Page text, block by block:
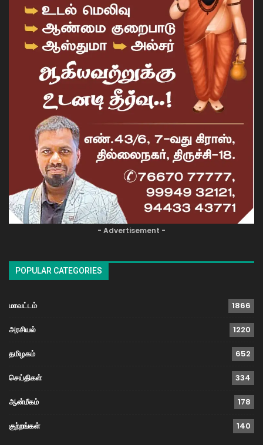
- Advertisement -
POPULAR CATEGORIES
மாவட்டம் 1866
அரசியல் 1220
தமிழகம் 652
செய்திகள் 334
ஆன்மீகம் 178
குற்றங்கள் 140